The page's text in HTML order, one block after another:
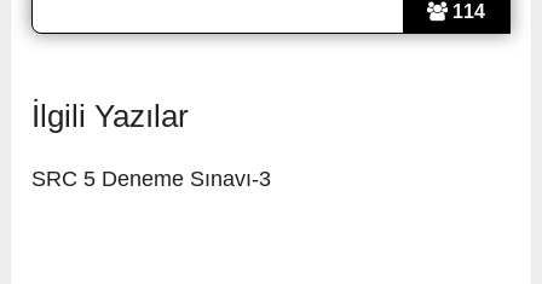
114
İlgili Yazılar
SRC 5 Deneme Sınavı-3